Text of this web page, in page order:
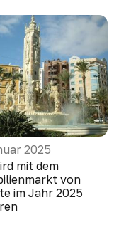
2025
mit dem
von
im Jahr 2025